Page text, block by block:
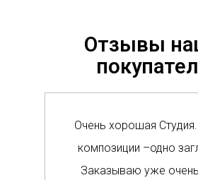
Отзывы
Очень хорошая
композиции –одно
Заказываю уже